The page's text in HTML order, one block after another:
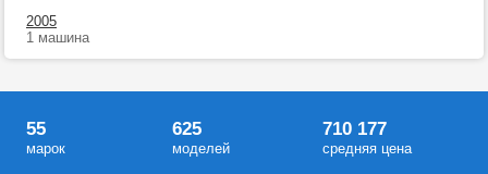
2005
1 машина
55
марок
625
моделей
710 177
средняя цена